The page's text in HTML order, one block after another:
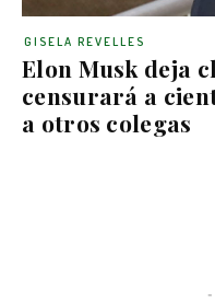
Elon Musk deja
censurará a
a otros colegas
GISELA REVELLES
-